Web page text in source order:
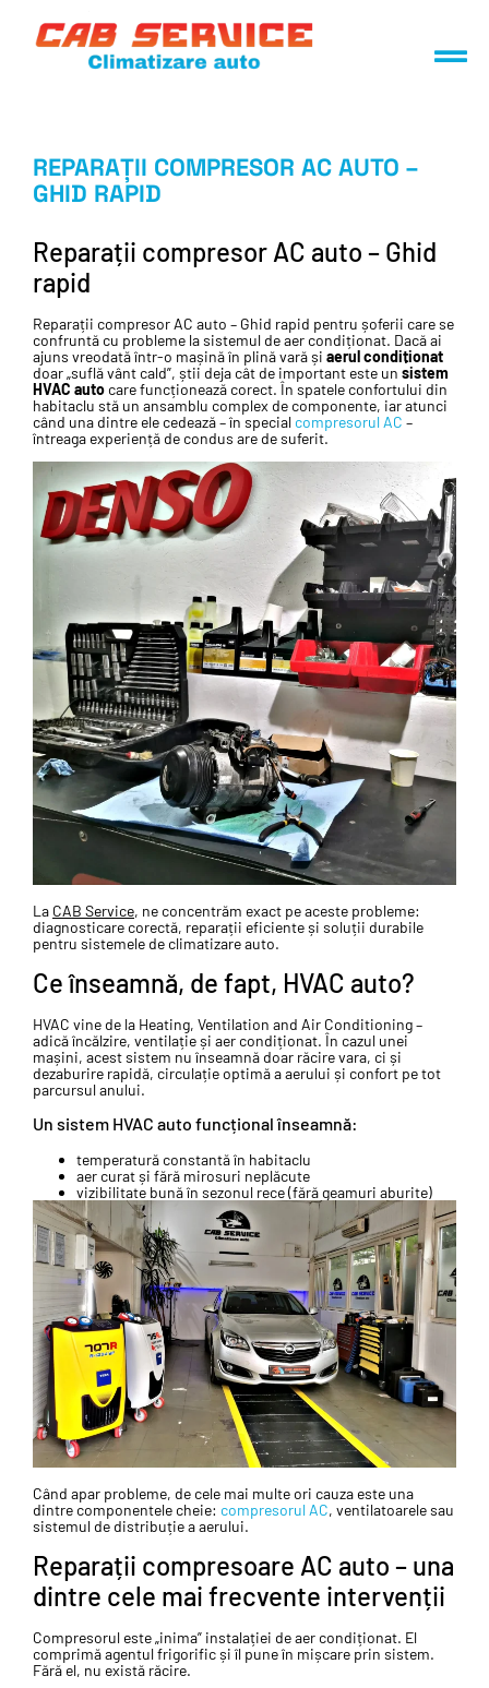
REPARAȚII COMPRESOR AC AUTO –
GHID RAPID
Reparații compresor AC auto – Ghid
rapid
Reparații compresor AC auto – Ghid rapid pentru șoferii care se
confruntă cu probleme la sistemul de aer condiționat. Dacă ai
ajuns vreodată într-o mașină în plină vară și aerul condiționat
doar „suflă vânt cald”, știi deja cât de important este un sistem
HVAC autocare funcționează corect. În spatele confortului din
habitaclu stă un ansamblu complex de componente, iar atunci
când una dintre ele cedează – în specialcompresorul AC –
întreaga experiență de condus are de suferit.
La CAB Service, ne concentrăm exact pe aceste probleme:
diagnosticare corectă, reparații eficiente și soluții durabile
pentru sistemele de climatizare auto.
Ce înseamnă, de fapt, HVAC auto?
HVAC vine de la Heating, Ventilation and Air Conditioning –
adică încălzire, ventilație și aer condiționat. În cazul unei
mașini, acest sistem nu înseamnă doar răcire vara, ci și
dezaburire rapidă, circulație optimă a aerului și confort pe tot
parcursul anului.
Un sistem HVAC auto funcțional înseamnă:
temperatură constantă în habitaclu
aer curat și fără mirosuri neplăcute
vizibilitate bună în sezonul rece (fără geamuri aburite)
Când apar probleme, de cele mai multe ori cauza este una
dintre componentele cheie: compresorul AC, ventilatoarele sau
sistemul de distribuție a aerului.
Reparații compresoare AC auto – una
dintre cele mai frecvente intervenții
Compresorul este „inima” instalației de aer condiționat. El
comprimă agentul frigorific și îl pune în mișcare prin sistem.
Fără el, nu există răcire.